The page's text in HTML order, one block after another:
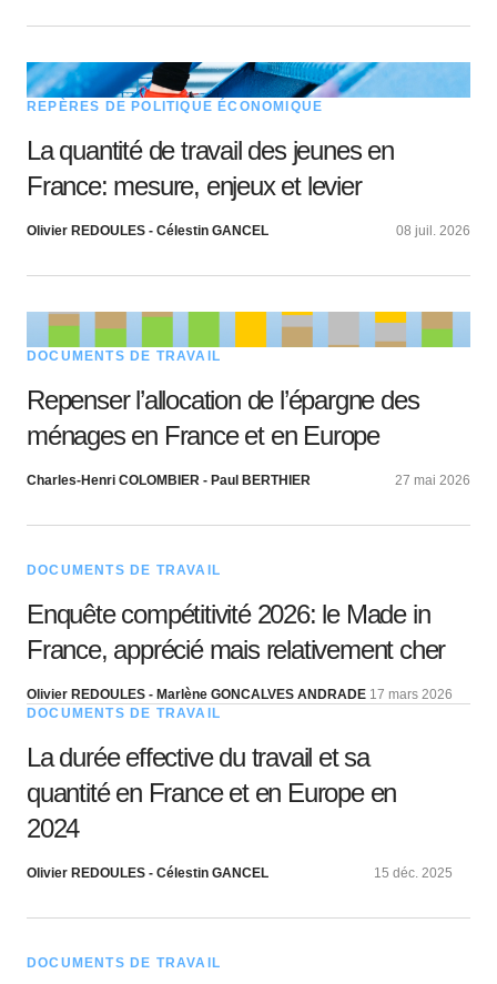
REPÈRES DE POLITIQUE ÉCONOMIQUE
La quantité de travail des jeunes en
France: mesure, enjeux et levier
Olivier REDOULES - Célestin GANCEL 08 juil. 2026
DOCUMENTS DE TRAVAIL
Repenser l’allocation de l’épargne des
ménages en France et en Europe
Charles-Henri COLOMBIER - Paul BERTHIER 27 mai 2026
DOCUMENTS DE TRAVAIL
Enquête compétitivité 2026: le Made in
France, apprécié mais relativement cher
Olivier REDOULES - Marlène GONCALVES ANDRADE 17 mars 2026
DOCUMENTS DE TRAVAIL
La durée effective du travail et sa
quantité en France et en Europe en
2024
Olivier REDOULES - Célestin GANCEL 15 déc. 2025
DOCUMENTS DE TRAVAIL